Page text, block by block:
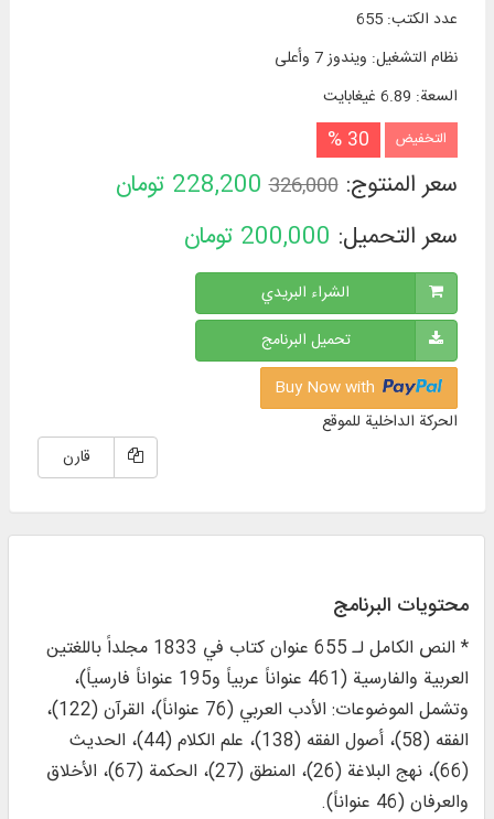
عدد الكتب:
655
نظام التشغیل: ويندوز 7 وأعلی
السعة: 6.89 غيغابايت
التخفيض 30 %
سعر المنتوج:326,000
228,200 تومان
سعر التحميل: 200,000 تومان
الشراء البريدي
تحميل البرنامج
الحركة الداخلية للموقع
قارن
محتويات البرنامج
* النص الكامل لـ 655 عنوان كتاب في 1833 مجلداً باللغتين
العربية والفارسية (461 عنواناً عربياً و195 عنواناً فارسياً)،
وتشمل الموضوعات: الأدب العربي (76 عنواناً)، القرآن (122)،
الفقه (58)، أصول الفقه (138)، علم الكلام (44)، الحديث
(66)، نهج البلاغة (26)، المنطق (27)، الحكمة (67)، الأخلاق
والعرفان (46 عنواناً).